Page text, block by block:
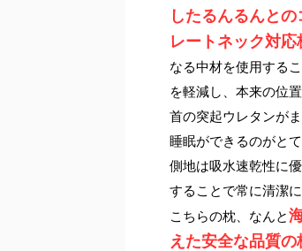
したるんるんと
レートネック対応
なる中材を使用する
を軽減し、本来の位
首の突起ウレタンが
睡眠ができるのがとて
側地は吸水速乾性に
することで常に清潔
こちらの枕、なんと
えた安全な品質